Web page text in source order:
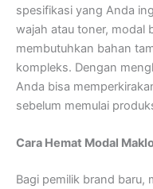
spesifikasi yang Anda
wajah atau toner, modal
membutuhkan bahan
kompleks. Dengan
Anda bisa
sebelum memulai
Cara Hemat Modal
Bagi pemilik brand baru,